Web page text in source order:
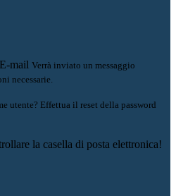
E-mail Verrà inviato un messaggio
necessarie.
utente? Effettua il reset della password
la casella di posta elettronica!